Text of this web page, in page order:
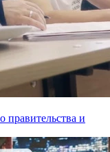
правительства и